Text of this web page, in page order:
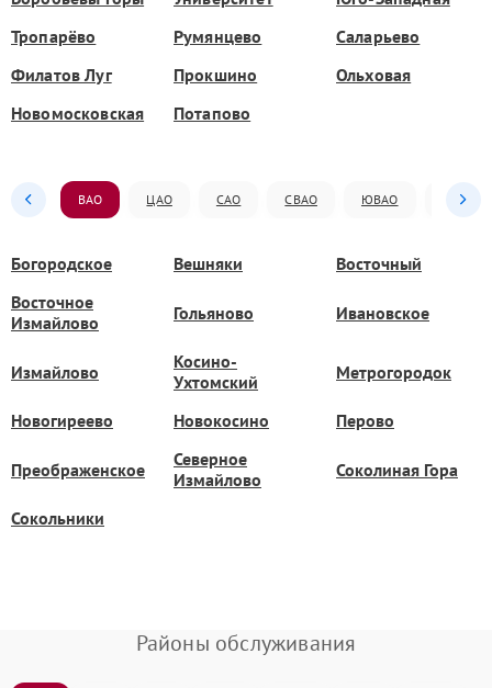
Тропарёво
Румянцево
Саларьево
Филатов Луг
Прокшино
Ольховая
Новомосковская
Потапово
ВАО ЦАО САО СВАО ЮВАО ЮАО
Богородское Вешняки
Восточный
Восточное
Измайлово
Гольяново Ивановское
Измайлово
Косино-
Ухтомский
Метрогородок
Новогиреево Новокосино Перово
Преображенское
Северное
Измайлово
Соколиная Гора
Сокольники
Районы обслуживания